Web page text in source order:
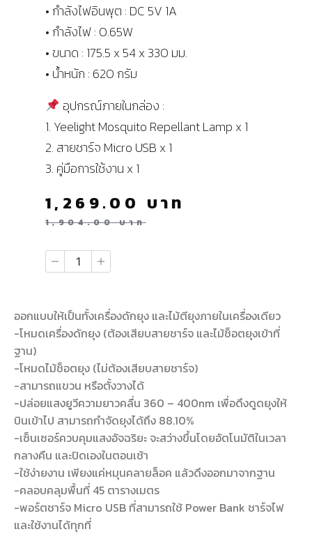
• กำลังไฟอินพุต : DC 5V 1A
• กำลังไฟ : 0.65W
• ขนาด : 175.5 x 54 x 330 มม.
• น้ำหนัก : 620 กรัม
อุปกรณ์ภายในกล่อง :
1. Yeelight Mosquito Repellant Lamp x 1
2. สายชาร์จ Micro USB x 1
3. คู่มือการใช้งาน x 1
1,904.00บาท
1,269.00 บาท
ออกแบบให้เป็นทั้งเครื่องดักยุง และไม้ตียุงภายในเครื่องเดียว
-โหมดเครื่องดักยุง (ต้องเสียบสายชาร์จ และไม้ช็อตยุงเข้าที่
ฐาน)
-โหมดไม้ช็อตยุง (ไม่ต้องเสียบสายชาร์จ)
-สามารถแขวน หรือตั้งวางได้
-ปล่อยแสงยูวีความยาวคลื่น 360 – 400nm เพื่อดึงดูดยุงให้
บินเข้าไป สามารถกำจัดยุงได้ถึง 88.10%
-เซ็นเซอร์ควบคุมแสงอัจฉริยะ จะสว่างขึ้นโดยอัตโนมัติในเวลา
กลางคืน และปิดเองในตอนเช้า
-ใช้ง่ายงาน เพียงแค่หมุนคลายล็อค แล้วดึงออกมาจากฐาน
-คลอบคลุมพื้นที่ 45 ตารางเมตร
-พอร์ตชาร์จ Micro USB ที่สามารถใช้ Power Bank ชาร์จไฟ
และใช้งานได้ทุกที่